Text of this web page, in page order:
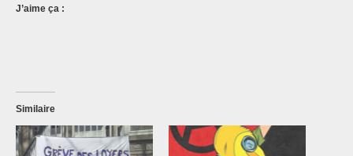
J’aime ça :
Similaire